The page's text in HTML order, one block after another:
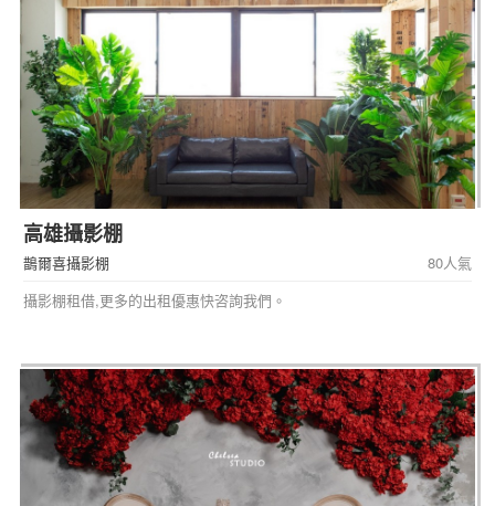
高雄攝影棚
鵲爾喜攝影棚
80人氣
攝影棚租借,更多的出租優惠快咨詢我們。